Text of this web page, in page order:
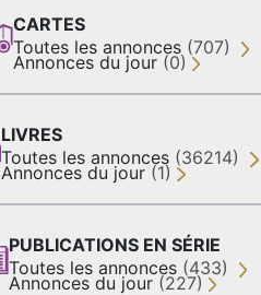
CARTES
Toutes les annonces (707)
Annonces du jour (0)
LIVRES
Toutes les annonces (36214)
Annonces du jour (1)
PUBLICATIONS EN SÉRIE
Toutes les annonces (433)
Annonces du jour (227)